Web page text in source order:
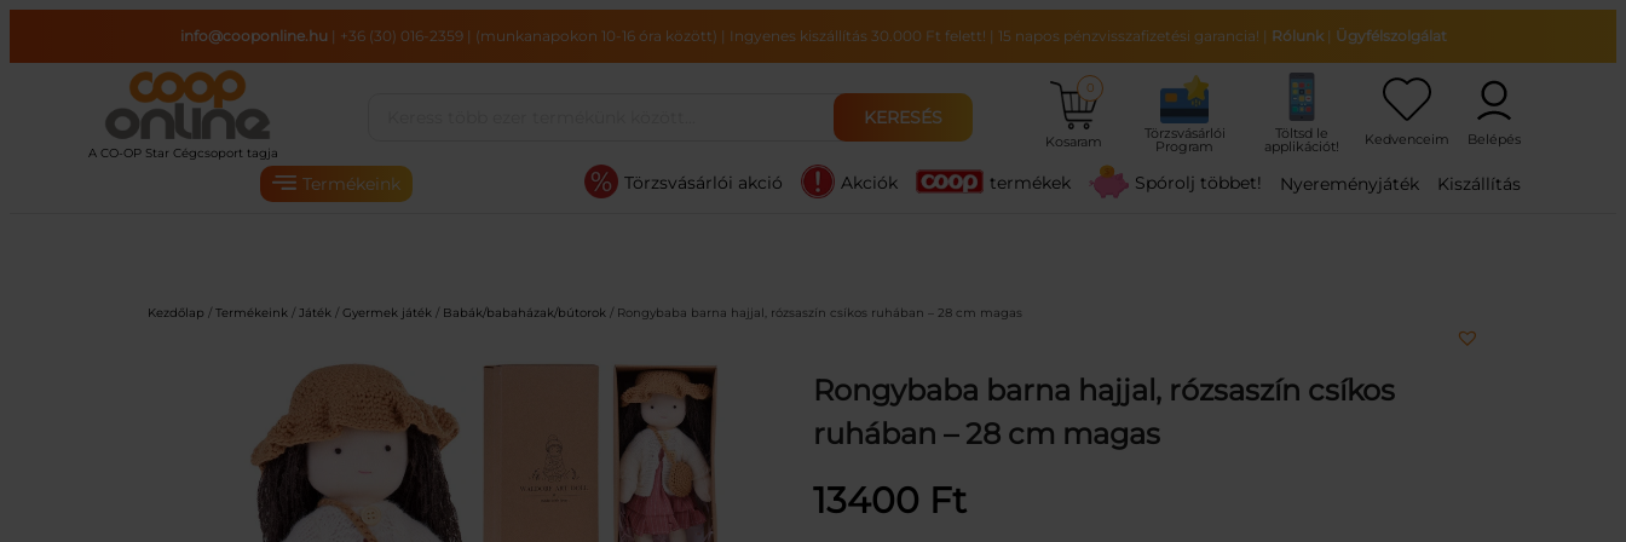
tartalomhoz
info@cooponline.hu | +36 (30) 016-2359| (munkanapokon 10-16 óra között) | Ingyenes kiszállítás 30.000 Ft felett! | 15 napos pénzvisszafizetési garancia! | Rólunk| Ügyfélszolgálat
KERESÉS
Kosaram
0
Termékeink Törzsvásárlói akció Akciók termékek Spórolj többet! Nyereményjáték Kiszállítás
Kezdőlap / Termékeink / Játék / Gyermek játék / Babák/babaházak/bútorok / Rongybaba barna hajjal, rózsaszín csíkos ruhában – 28 cm magas
Rongybaba barna hajjal, rózsaszín csíkos
ruhában – 28 cm magas
13400 Ft